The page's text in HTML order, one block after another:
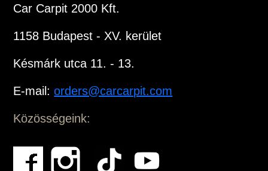
Car Carpit 2000 Kft.
1158 Budapest - XV. kerület
Késmárk utca 11. - 13.
E-mail:orders@carcarpit.com
Közösségeink: